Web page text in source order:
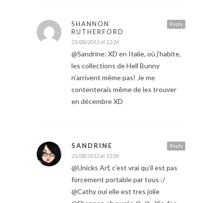
Reply
SHANNON
RUTHERFORD
21/08/2012 at 12:26
@Sandrine: XD en Italie, où j’habite,
les collections de Hell Bunny
n’arrivent même pas! Je me
contenterais même de les trouver
en décembre XD
Reply
SANDRINE
21/08/2012 at 12:56
@Unicks Arf, c’est vrai qu’il est pas
forcement portable par tous :/
@Cathy oui elle est tres jolie